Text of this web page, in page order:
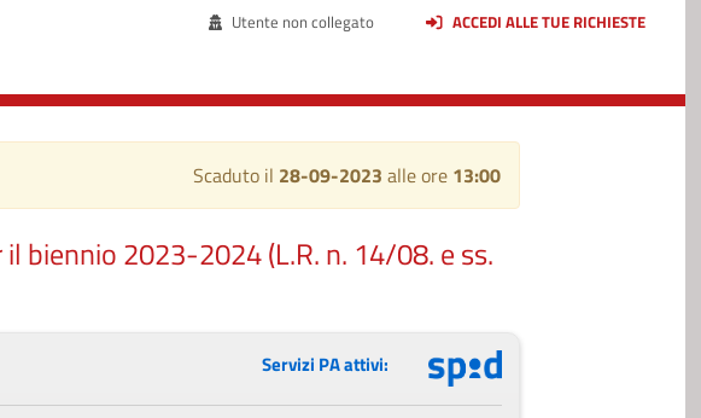
Utente non collegato ACCEDI ALLE TUE RICHIESTE
Scaduto il 28-09-2023 alle ore 13:00
biennio 2023-2024 (L.R. n. 14/08. e ss.
Servizi PA attivi: